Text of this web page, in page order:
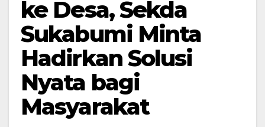
ke Desa, Sekda
Sukabumi Minta
Hadirkan Solusi
Nyata bagi
Masyarakat